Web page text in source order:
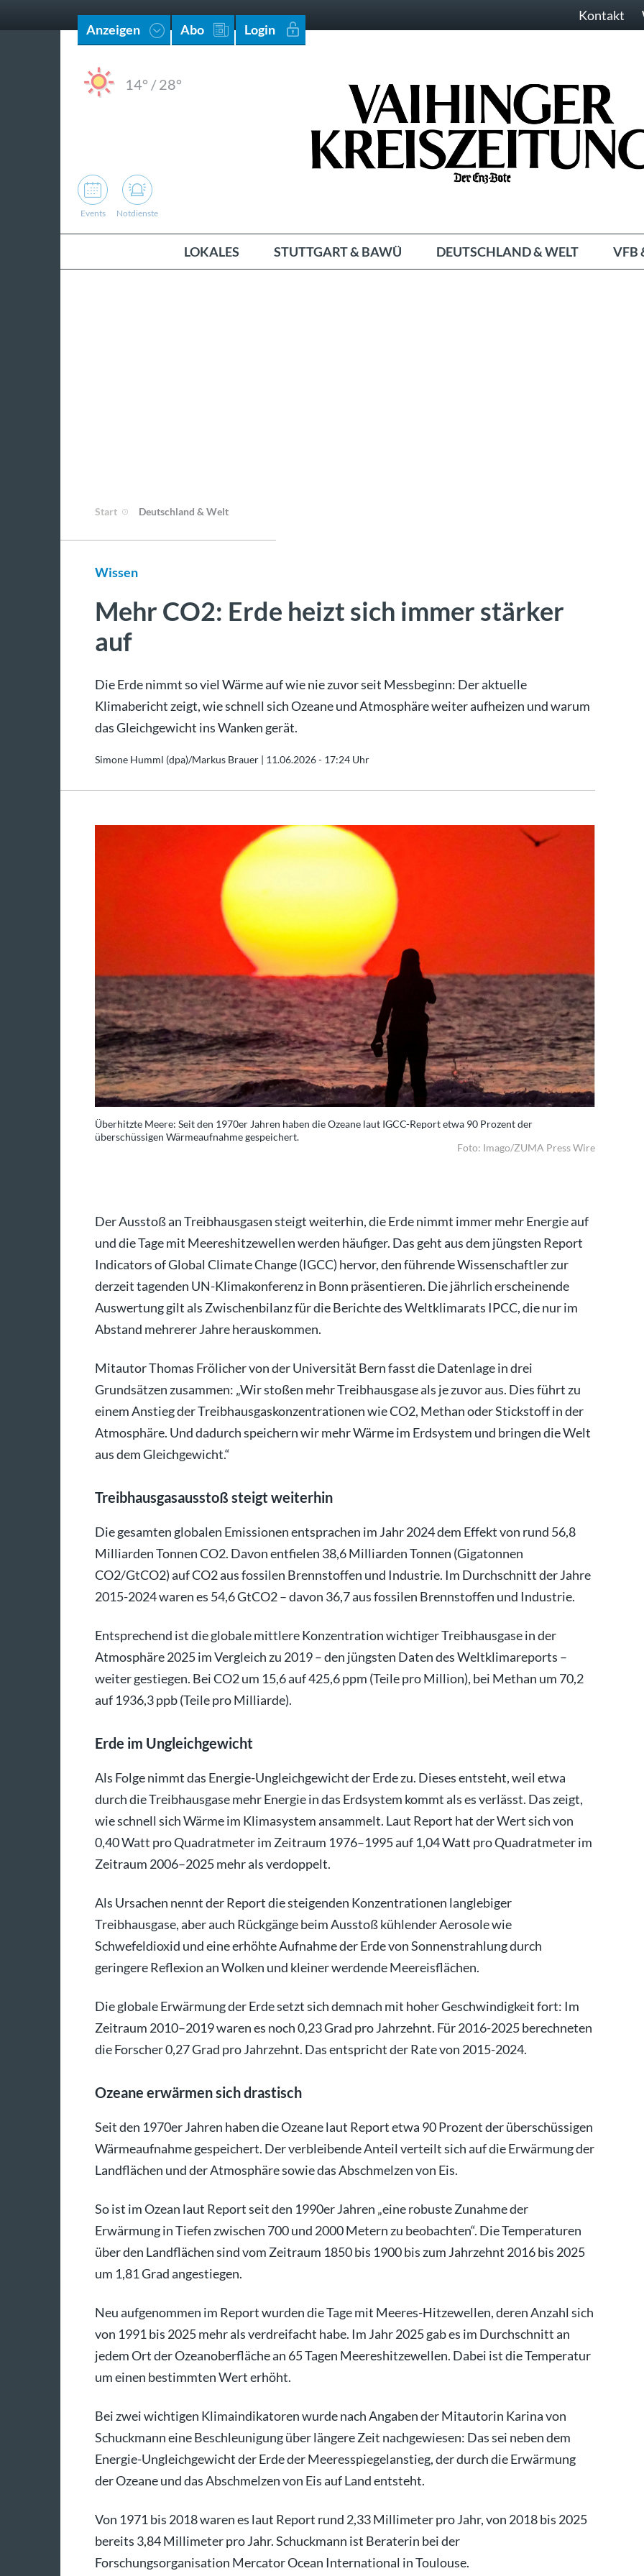
Anzeigen Abo Login
Kontakt
14° /28°
Events Notdienste
LOKALES STUTTGART & BAWÜ DEUTSCHLAND & WELT VFB
Start Deutschland & Welt
Wissen
Mehr CO2: Erde heizt sich immer stärker
auf
Die Erde nimmt so viel Wärme auf wie nie zuvor seit Messbeginn: Der aktuelle
Klimabericht zeigt, wie schnell sich Ozeane und Atmosphäre weiter aufheizen und warum
das Gleichgewicht ins Wanken gerät.
Simone Humml (dpa)/Markus Brauer | 11.06.2026 - 17:24 Uhr
Überhitzte Meere: Seit den 1970er Jahren haben die Ozeane laut IGCC-Report etwa 90 Prozent der
überschüssigen Wärmeaufnahme gespeichert.
Foto: Imago/ZUMA Press Wire
Der Ausstoß an Treibhausgasen steigt weiterhin, die Erde nimmt immer mehr Energie auf
und die Tage mit Meereshitzewellen werden häufiger. Das geht aus dem jüngsten Report
Indicators of Global Climate Change (IGCC) hervor, den führende Wissenschaftler zur
derzeit tagenden UN-Klimakonferenz in Bonn präsentieren. Die jährlich erscheinende
Auswertung gilt als Zwischenbilanz für die Berichte des Weltklimarats IPCC, die nur im
Abstand mehrerer Jahre herauskommen.
Mitautor Thomas Frölicher von der Universität Bern fasst die Datenlage in drei
Grundsätzen zusammen: „Wir stoßen mehr Treibhausgase als je zuvor aus. Dies führt zu
einem Anstieg der Treibhausgaskonzentrationen wie CO2, Methan oder Stickstoff in der
Atmosphäre. Und dadurch speichern wir mehr Wärme im Erdsystem und bringen die Welt
aus dem Gleichgewicht.“
Treibhausgasausstoß steigt weiterhin
Die gesamten globalen Emissionen entsprachen im Jahr 2024 dem Effekt von rund 56,8
Milliarden Tonnen CO2. Davon entfielen 38,6 Milliarden Tonnen (Gigatonnen
CO2/GtCO2) auf CO2 aus fossilen Brennstoffen und Industrie. Im Durchschnitt der Jahre
2015-2024 waren es 54,6 GtCO2 – davon 36,7 aus fossilen Brennstoffen und Industrie.
Entsprechend ist die globale mittlere Konzentration wichtiger Treibhausgase in der
Atmosphäre 2025 im Vergleich zu 2019 – den jüngsten Daten des Weltklimareports –
weiter gestiegen. Bei CO2 um 15,6 auf 425,6 ppm (Teile pro Million), bei Methan um 70,2
auf 1936,3 ppb (Teile pro Milliarde).
Erde im Ungleichgewicht
Als Folge nimmt das Energie-Ungleichgewicht der Erde zu. Dieses entsteht, weil etwa
durch die Treibhausgase mehr Energie in das Erdsystem kommt als es verlässt. Das zeigt,
wie schnell sich Wärme im Klimasystem ansammelt. Laut Report hat der Wert sich von
0,40 Watt pro Quadratmeter im Zeitraum 1976–1995 auf 1,04 Watt pro Quadratmeter im
Zeitraum 2006–2025 mehr als verdoppelt.
Als Ursachen nennt der Report die steigenden Konzentrationen langlebiger
Treibhausgase, aber auch Rückgänge beim Ausstoß kühlender Aerosole wie
Schwefeldioxid und eine erhöhte Aufnahme der Erde von Sonnenstrahlung durch
geringere Reflexion an Wolken und kleiner werdende Meereisflächen.
Die globale Erwärmung der Erde setzt sich demnach mit hoher Geschwindigkeit fort: Im
Zeitraum 2010–2019 waren es noch 0,23 Grad pro Jahrzehnt. Für 2016-2025 berechneten
die Forscher 0,27 Grad pro Jahrzehnt. Das entspricht der Rate von 2015-2024.
Ozeane erwärmen sich drastisch
Seit den 1970er Jahren haben die Ozeane laut Report etwa 90 Prozent der überschüssigen
Wärmeaufnahme gespeichert. Der verbleibende Anteil verteilt sich auf die Erwärmung der
Landflächen und der Atmosphäre sowie das Abschmelzen von Eis.
So ist im Ozean laut Report seit den 1990er Jahren „eine robuste Zunahme der
Erwärmung in Tiefen zwischen 700 und 2000 Metern zu beobachten“. Die Temperaturen
über den Landflächen sind vom Zeitraum 1850 bis 1900 bis zum Jahrzehnt 2016 bis 2025
um 1,81 Grad angestiegen.
Neu aufgenommen im Report wurden die Tage mit Meeres-Hitzewellen, deren Anzahl sich
von 1991 bis 2025 mehr als verdreifacht habe. Im Jahr 2025 gab es im Durchschnitt an
jedem Ort der Ozeanoberfläche an 65 Tagen Meereshitzewellen. Dabei ist die Temperatur
um einen bestimmten Wert erhöht.
Bei zwei wichtigen Klimaindikatoren wurde nach Angaben der Mitautorin Karina von
Schuckmann eine Beschleunigung über längere Zeit nachgewiesen: Das sei neben dem
Energie-Ungleichgewicht der Erde der Meeresspiegelanstieg, der durch die Erwärmung
der Ozeane und das Abschmelzen von Eis auf Land entsteht.
Von 1971 bis 2018 waren es laut Report rund 2,33 Millimeter pro Jahr, von 2018 bis 2025
bereits 3,84 Millimeter pro Jahr. Schuckmann ist Beraterin bei der
Forschungsorganisation Mercator Ocean International in Toulouse.